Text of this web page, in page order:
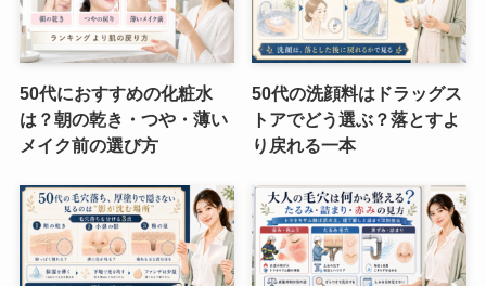
50代におすすめの化粧水
は？朝の乾き・つや・薄い
メイク前の選び方
50代の洗顔料はドラッグス
トアでどう選ぶ？落とすよ
り戻れる一本